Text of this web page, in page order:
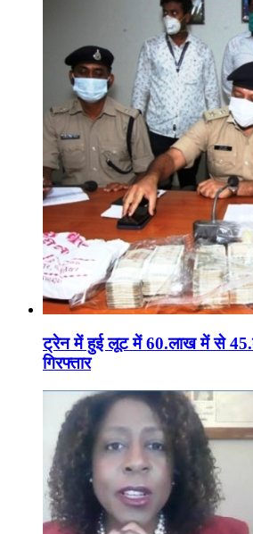
ट्रेन में हुई लूट में 60.लाख में से
गिरफ्तार